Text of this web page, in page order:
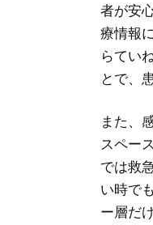
者が安
療情報
らてい
とで、
また、
スペー
では救
い時で
ー層だ